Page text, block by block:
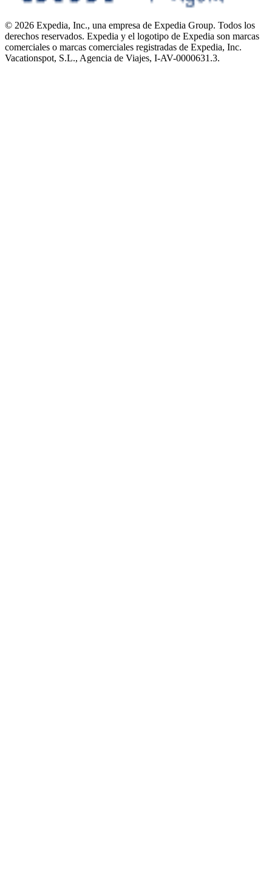
© 2026 Expedia, Inc., una empresa de Expedia Group. Todos los
derechos reservados. Expedia y el logotipo de Expedia son marcas
comerciales o marcas comerciales registradas de Expedia, Inc.
Vacationspot, S.L., Agencia de Viajes, I-AV-0000631.3.